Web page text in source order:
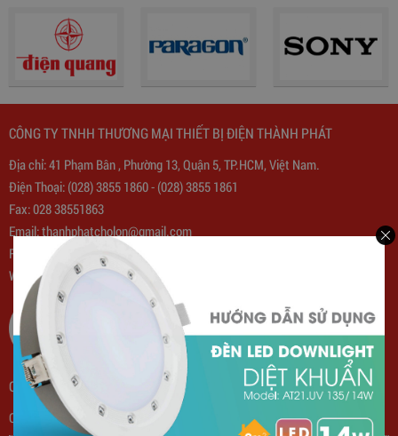
CÔNG TY TNHH THƯƠNG MẠI THIẾT BỊ ĐIỆN THÀNH PHÁT
Địa chỉ: 41 Phạm Bân , Phường 13, Quận 5, TP.HCM, Việt Nam.
Điện Thoại: (028) 3855 1860- (028) 3855 1861
Fax: 028 38551863
Email:thanhphatcholon@gmail.com
Fanpage: Chợ Đồ Điện Kim Biên
Website: www.thanhphat.vip
QUY CHẾ HOẠT ĐỘNG
Quy định chung